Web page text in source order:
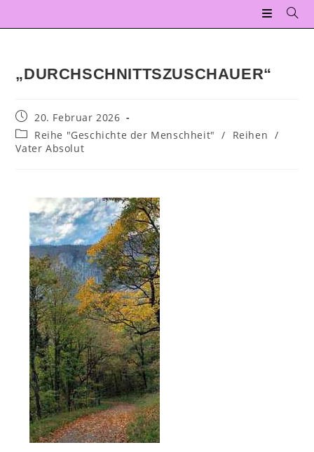
„DURCHSCHNITTSZUSCHAUER“
20. Februar 2026
Reihe "Geschichte der Menschheit"
/ Reihen /
Vater Absolut